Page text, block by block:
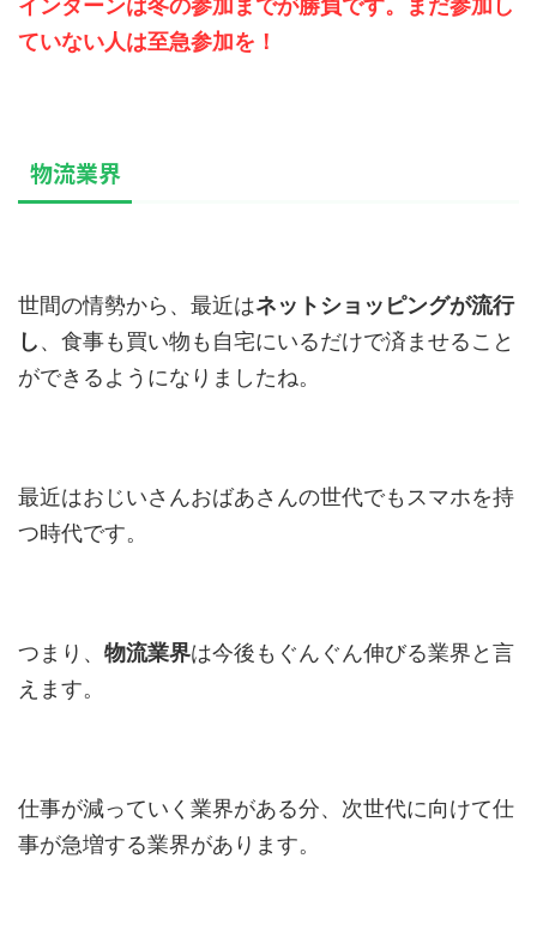
インターンは冬の参加までが勝負です。まだ参加し
ていない人は至急参加を！
物流業界
世間の情勢から、最近はネットショッピングが流行
し、食事も買い物も自宅にいるだけで済ませること
ができるようになりましたね。
最近はおじいさんおばあさんの世代でもスマホを持
つ時代です。
つまり、 物流業界は今後もぐんぐん伸びる業界と言
えます。
仕事が減っていく業界がある分、次世代に向けて仕
事が急増する業界があります。